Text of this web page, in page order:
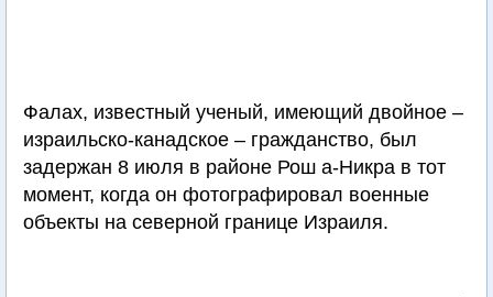
Фалах, известный ученый, имеющий двойное –
израильско-канадское – гражданство, был
задержан 8 июля в районе Рош а-Никра в тот
момент, когда он фотографировал военные
объекты на северной границе Израиля.